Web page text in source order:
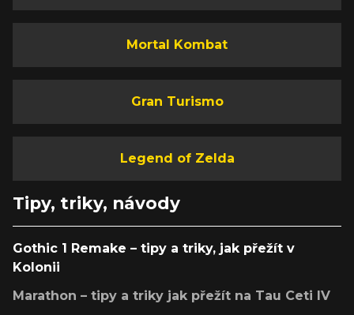
Mortal Kombat
Gran Turismo
Legend of Zelda
Tipy, triky, návody
Gothic 1 Remake – tipy a triky, jak přežít v
Kolonii
Marathon – tipy a triky jak přežít na Tau Ceti IV